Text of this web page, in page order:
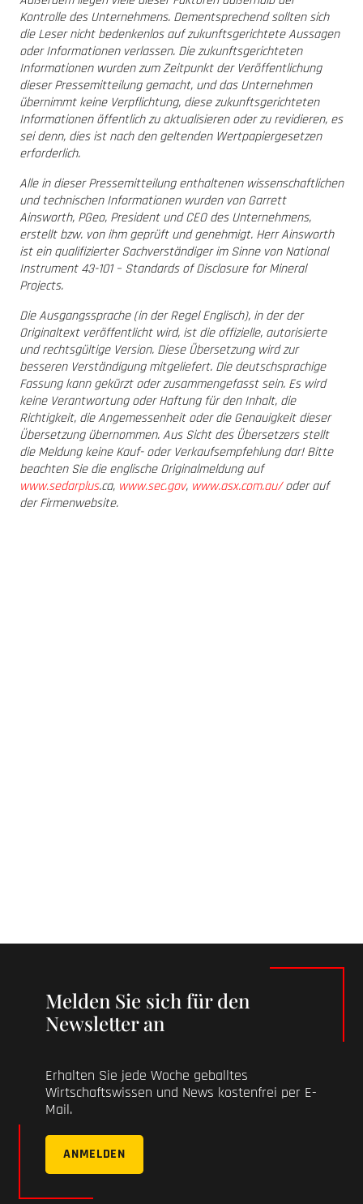
Kontrolle des Unternehmens. Dementsprechend sollten sich
die Leser nicht bedenkenlos auf zukunftsgerichtete Aussagen
oder Informationen verlassen. Die zukunftsgerichteten
Informationen wurden zum Zeitpunkt der Veröffentlichung
dieser Pressemitteilung gemacht, und das Unternehmen
übernimmt keine Verpflichtung, diese zukunftsgerichteten
Informationen öffentlich zu aktualisieren oder zu revidieren, es
sei denn, dies ist nach den geltenden Wertpapiergesetzen
erforderlich.
Alle in dieser Pressemitteilung enthaltenen wissenschaftlichen
und technischen Informationen wurden von Garrett
Ainsworth, PGeo, President und CEO des Unternehmens,
erstellt bzw. von ihm geprüft und genehmigt. Herr Ainsworth
ist ein qualifizierter Sachverständiger im Sinne von National
Instrument 43-101 – Standards of Disclosure for Mineral
Projects.
Die Ausgangssprache (in der Regel Englisch), in der der
Originaltext veröffentlicht wird, ist die offizielle, autorisierte
und rechtsgültige Version. Diese Übersetzung wird zur
besseren Verständigung mitgeliefert. Die deutschsprachige
Fassung kann gekürzt oder zusammengefasst sein. Es wird
keine Verantwortung oder Haftung für den Inhalt, die
Richtigkeit, die Angemessenheit oder die Genauigkeit dieser
Übersetzung übernommen. Aus Sicht des Übersetzers stellt
die Meldung keine Kauf- oder Verkaufsempfehlung dar! Bitte
beachten Sie die englische Originalmeldung auf
www.sedarplus.ca, www.sec.gov, www.asx.com.au/oder auf
der Firmenwebsite.
Melden Sie sich für den
Newsletter an
Erhalten Sie jede Woche geballtes
Wirtschaftswissen und News kostenfrei per E-
Mail.
ANMELDEN